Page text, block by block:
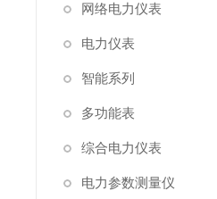
网络电力仪表
电力仪表
智能系列
多功能表
综合电力仪表
电力参数测量仪